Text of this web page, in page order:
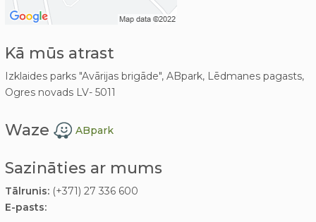
Kā mūs atrast
Izklaides parks "Avārijas brigāde", ABpark, Lēdmanes pagasts,
Ogres novads LV- 5011
Waze ABpark
Sazināties ar mums
Tālrunis:(+371) 27 336 600
E-pasts: